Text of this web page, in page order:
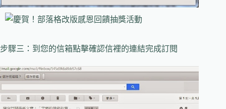
步驟三：到您的信箱點擊確認信裡的連結完成訂閱